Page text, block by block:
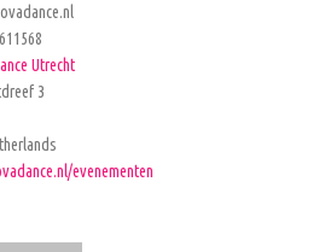
Utrecht
3
evenementen